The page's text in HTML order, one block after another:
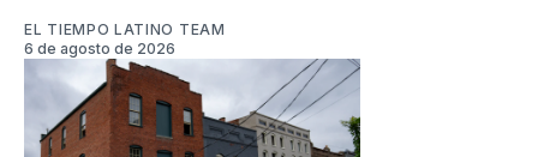
EL TIEMPO LATINO TEAM
6 de agosto de 2026